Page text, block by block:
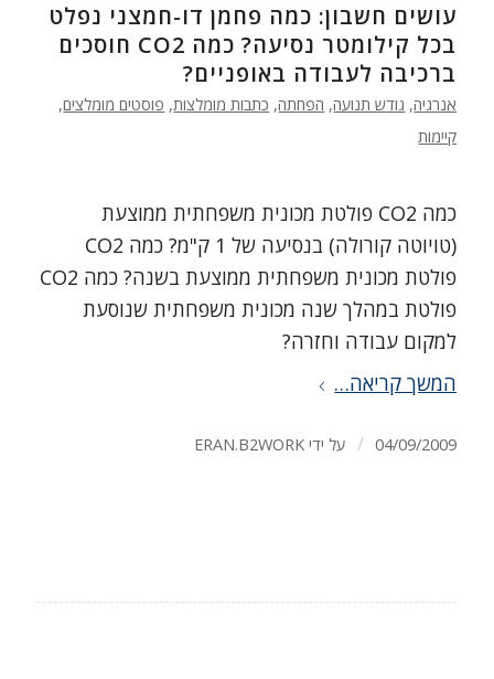
עושים חשבון: כמה פחמן דו-חמצני נפלט
בכל קילומטר נסיעה? כמה CO2 חוסכים
ברכיבה לעבודה באופניים?
אנרגיה, גודש תנועה, הפחתה, כתבות מומלצות, פוסטים מומלצים,
קיימות
כמה CO2 פולטת מכונית משפחתית ממוצעת
(טויוטה קורולה) בנסיעה של 1 ק"מ? כמה CO2
פולטת מכונית משפחתית ממוצעת בשנה? כמה CO2
פולטת במהלך שנה מכונית משפחתית שנוסעת
למקום עבודה וחזרה?
המשך קריאה…
04/09/2009
/ על ידי ERAN.B2WORK